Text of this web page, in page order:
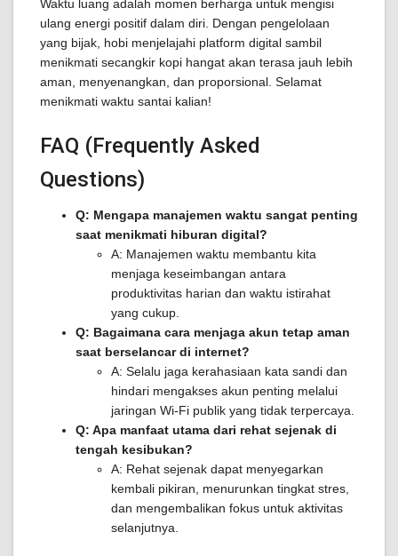
Waktu luang adalah momen berharga untuk mengisi
ulang energi positif dalam diri. Dengan pengelolaan
yang bijak, hobi menjelajahi platform digital sambil
menikmati secangkir kopi hangat akan terasa jauh lebih
aman, menyenangkan, dan proporsional. Selamat
menikmati waktu santai kalian!
FAQ (Frequently Asked
Questions)
Q: Mengapa manajemen waktu sangat penting
saat menikmati hiburan digital?
A: Manajemen waktu membantu kita
menjaga keseimbangan antara
produktivitas harian dan waktu istirahat
yang cukup.
Q: Bagaimana cara menjaga akun tetap aman
saat berselancar di internet?
A: Selalu jaga kerahasiaan kata sandi dan
hindari mengakses akun penting melalui
jaringan Wi-Fi publik yang tidak terpercaya.
Q: Apa manfaat utama dari rehat sejenak di
tengah kesibukan?
A: Rehat sejenak dapat menyegarkan
kembali pikiran, menurunkan tingkat stres,
dan mengembalikan fokus untuk aktivitas
selanjutnya.